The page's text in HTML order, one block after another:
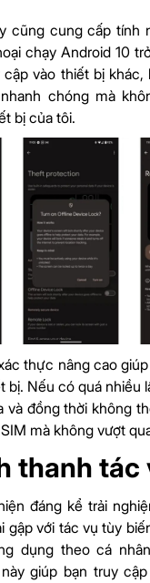
cũng cung cấp tính
chạy Android 10
vào thiết bị khác,
chóng mà
bị của tôi.
thực nâng cao
bị. Nếu có quá nhiều
và đồng thời không
mà không vượt
thanh tác
đáng kể trải
gập với tác vụ tùy
dụng theo cá
giúp bạn truy